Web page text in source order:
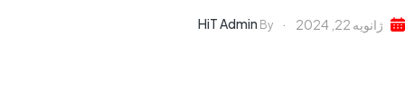
ژانویه 22, 2024 By
HiT Admin